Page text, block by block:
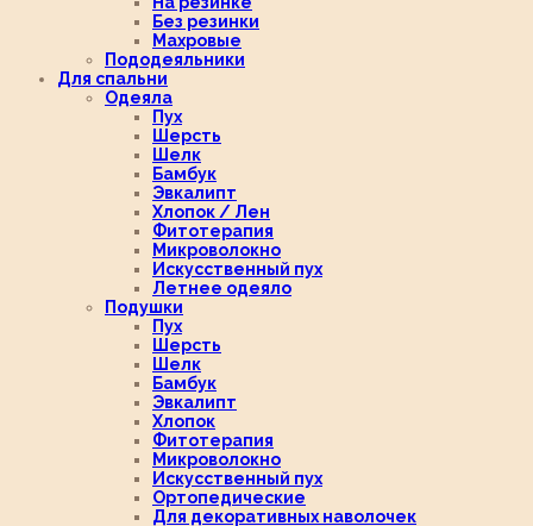
Без резинки
Махровые
Пододеяльники
Для спальни
Одеяла
Пух
Шерсть
Шелк
Бамбук
Эвкалипт
Хлопок / Лен
Фитотерапия
Микроволокно
Искусственный пух
Летнее одеяло
Подушки
Пух
Шерсть
Шелк
Бамбук
Эвкалипт
Хлопок
Фитотерапия
Микроволокно
Искусственный пух
Ортопедические
Для декоративных наволочек